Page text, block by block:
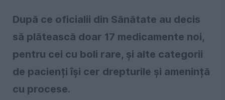
După ce oficialii din Sănătate au decis
să plătească doar 17 medicamente noi,
pentru cei cu boli rare, și alte categorii
de pacienți își cer drepturile și amenință
cu procese.